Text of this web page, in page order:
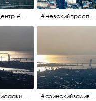
#лахтацентр #лахта #башнягазпром #газпром #башня #небоскрёбпитера #небоскрёб #финскийзалив #санктпетербург #невскийпроспект #центргорода #санктпетербург #осень2017 #когдапаришьнадгородом
#нева #исаакий #исаакиевскийсобор #нева #васильевскийостров #адмиралтейскийрайон #финскийзалив #дворцовыймост #небонадпитером #осень2017 #финскийзалив #маркизовалужа #нева